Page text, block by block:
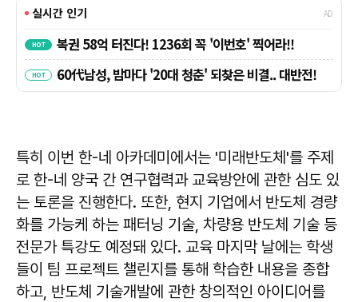
특히 이번 한-네 아카데미에서는 '미래반도체'를 주제
로 한-네 양국 간 연구협력과 교육방안에 관한 심도 있
는 토론을 진행한다. 또한, 현지 기업에서 반도체 경량
화를 가능케 하는 패터닝 기술, 차량용 반도체 기술 등
전문가 특강도 예정돼 있다. 교육 마지막 날에는 학생
들이 팀 프로젝트 챌린지를 통해 학습한 내용을 종합
하고, 반도체 기술개발에 관한 창의적인 아이디어를